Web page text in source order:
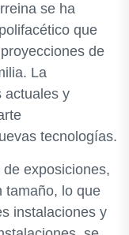
se ha
que
de
La
actuales y
tecnologías.
exposiciones,
tamaño, lo que
instalaciones y